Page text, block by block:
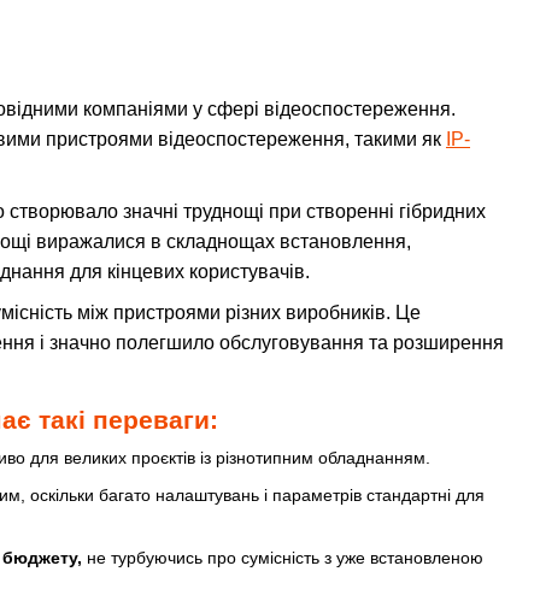
компаніями у сфері відеоспостереження.
пристроями відеоспостереження, такими як IP-
значні труднощі при створенні гібридних
виражалися в складнощах встановлення,
для кінцевих користувачів.
між пристроями різних виробників. Це
і значно полегшило обслуговування та розширення
такі переваги:
для великих проєктів із різнотипним обладнанням.
оскільки багато налаштувань і параметрів стандартні для
бюджету, не турбуючись про сумісність з уже встановленою